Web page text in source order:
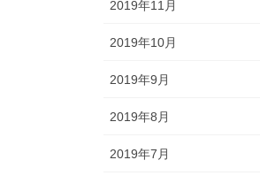
2019年11月
2019年10月
2019年9月
2019年8月
2019年7月